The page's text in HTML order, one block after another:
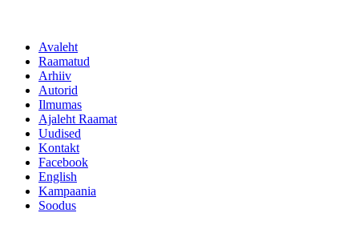
Avaleht
Raamatud
Arhiiv
Autorid
Ilmumas
Ajaleht Raamat
Uudised
Kontakt
Facebook
English
Kampaania
Soodus